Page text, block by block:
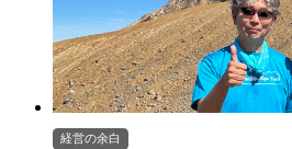
経営の余白